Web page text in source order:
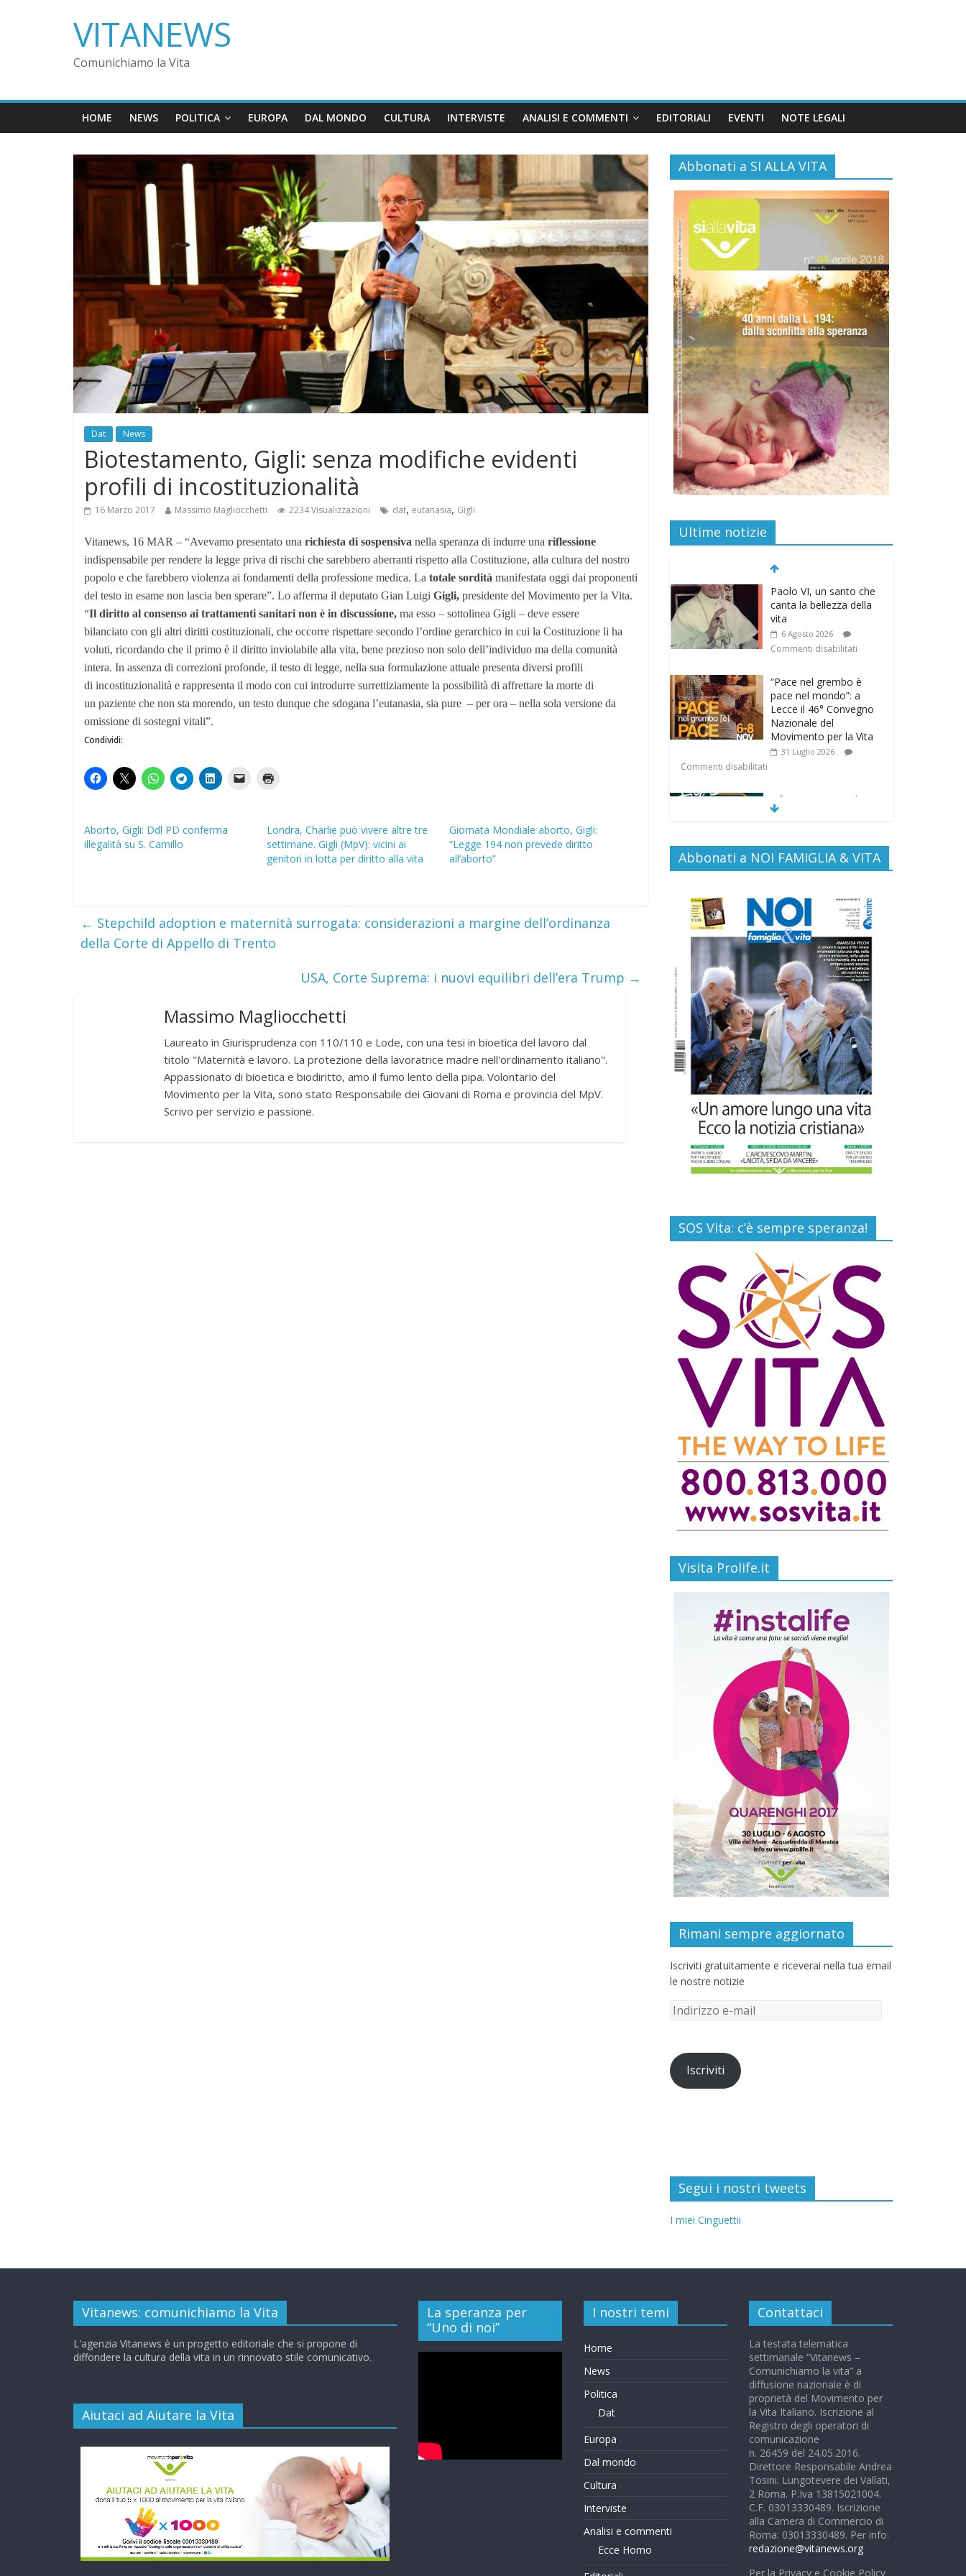
VITANEWS
Comunichiamo la Vita
HOME NEWS POLITICA EUROPA DAL MONDO CULTURA INTERVISTE ANALISI E COMMENTI EDITORIALI EVENTI NOTE LEGALI
Dat News
Biotestamento, Gigli: senza modifiche evidenti
profili di incostituzionalità
16 Marzo 2017 Massimo Magliocchetti 2234 Visualizzazioni dat, eutanasia, Gigli
Vitanews, 16 MAR – “Avevamo presentato una richiesta di sospensiva nella speranza di indurre una riflessione
indispensabile per rendere la legge priva di rischi che sarebbero aberranti rispetto alla Costituzione, alla cultura del nostro
popolo e che farebbero violenza ai fondamenti della professione medica. La totale sordità manifestata oggi dai proponenti
del testo in esame non lascia ben sperare”. Lo afferma il deputato Gian Luigi Gigli, presidente del Movimento per la Vita.
“Il diritto al consenso ai trattamenti sanitari non è in discussione, ma esso – sottolinea Gigli – deve essere
bilanciato con gli altri diritti costituzionali, che occorre rispettare secondo l’ordine gerarchico in cui la Costituzione li ha
voluti, ricordando che il primo è il diritto inviolabile alla vita, bene prezioso non solo dell’individuo ma della comunità
intera. In assenza di correzioni profonde, il testo di legge, nella sua formulazione attuale presenta diversi profili
di incostituzionalità e rappresenta il modo con cui introdurre surrettiziamente la possibilità di affrettare la morte di
un paziente che non sta morendo, un testo dunque che sdogana l’eutanasia, sia pure – per ora – nella sola versione da
omissione di sostegni vitali”.
Condividi:
Aborto, Gigli: Ddl PD conferma
illegalità su S. Camillo
Londra, Charlie può vivere altre tre
settimane. Gigli (MpV): vicini ai
genitori in lotta per diritto alla vita
Giornata Mondiale aborto, Gigli:
“Legge 194 non prevede diritto
all’aborto”
← Stepchild adoption e maternità surrogata: considerazioni a margine dell’ordinanza
della Corte di Appello di Trento
USA, Corte Suprema: i nuovi equilibri dell’era Trump →
Massimo Magliocchetti
Laureato in Giurisprudenza con 110/110 e Lode, con una tesi in bioetica del lavoro dal
titolo "Maternità e lavoro. La protezione della lavoratrice madre nell'ordinamento italiano".
Appassionato di bioetica e biodiritto, amo il fumo lento della pipa. Volontario del
Movimento per la Vita, sono stato Responsabile dei Giovani di Roma e provincia del MpV.
Scrivo per servizio e passione.
Abbonati a SI ALLA VITA
Ultime notizie
Paolo VI, un santo che
canta la bellezza della
vita
6 Agosto 2026
Commenti disabilitati
“Pace nel grembo è
pace nel mondo”: a
Lecce il 46° Convegno
Nazionale del
Movimento per la Vita
31 Luglio 2026
Commenti disabilitati
Life on air: in ascolto
per la vita
Commenti disabilitati
risposta di Federvita
Emilia Romagna al
suicidio assistito per
legge
25 Luglio 2026
Commenti disabilitati
Gino Soldera nominato
Membro della “Hall of
Honor Prenatal
Sciences 2026”
16 Luglio 2026
Commenti disabilitati
Carlo Casini, “giusto”
perché testimone della
carità sociale
7 Agosto 2026
Commenti disabilitati
Abbonati a NOI FAMIGLIA & VITA
SOS Vita: c’è sempre speranza!
Visita Prolife.it
Rimani sempre aggiornato
Iscriviti gratuitamente e riceverai nella tua email
le nostre notizie
Iscriviti
Segui i nostri tweets
I miei Cinguettii
Vitanews: comunichiamo la Vita
L'agenzia Vitanews è un progetto editoriale che si propone di
diffondere la cultura della vita in un rinnovato stile comunicativo.
Aiutaci ad Aiutare la Vita
La speranza per
“Uno di noi”
I nostri temi
Home
News
Politica
Dat
Europa
Dal mondo
Cultura
Interviste
Analisi e commenti
Ecce Homo
Contattaci
La testata telematica
settimanale “Vitanews –
Comunichiamo la vita” a
diffusione nazionale è di
proprietà del Movimento per
la Vita Italiano. Iscrizione al
Registro degli operatori di
comunicazione
n. 26459 del 24.05.2016.
Direttore Responsabile Andrea
Tosini. Lungotevere dei Vallati,
2 Roma. P.Iva 13815021004.
C.F. 03013330489. Iscrizione
alla Camera di Commercio di
Roma: 03013330489. Per info:
redazione@vitanews.org
Per la Privacy e Cookie Policy